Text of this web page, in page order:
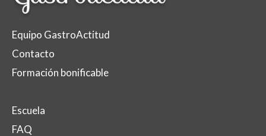
Equipo GastroActitud
Contacto
Formación bonificable
Escuela
FAQ